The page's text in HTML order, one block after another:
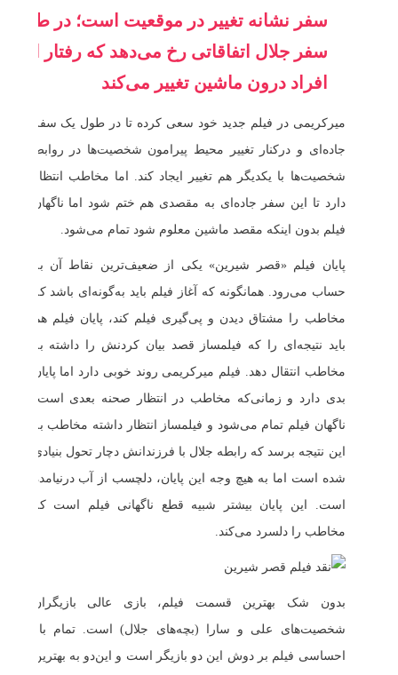
سفر نشانه تغییر در موقعیت است؛ در طول
سفر جلال اتفاقاتی رخ می‌دهد که رفتار او با
افراد درون ماشین تغییر می‌کند
میرکریمی در فیلم جدید خود سعی کرده تا در طول یک سفر
جاده‌ای و درکنار تغییر محیط پیرامون شخصیت‌ها در روابط
شخصیت‌ها با یکدیگر هم تغییر ایجاد کند. اما مخاطب انتظار
دارد تا این سفر جاده‌ای به مقصدی هم ختم شود اما ناگهان
فیلم بدون اینکه مقصد ماشین معلوم شود تمام می‌شود.
پایان فیلم «قصر شیرین» یکی از ضعیف‌ترین نقاط آن به
حساب می‌رود. همانگونه که آغاز فیلم باید به‌گونه‌ای باشد که
مخاطب را مشتاق دیدن و پی‌گیری فیلم کند، پایان فیلم هم
باید نتیجه‌ای را که فیلمساز قصد بیان کردنش را داشته به
مخاطب انتقال دهد. فیلم میرکریمی روند خوبی دارد اما پایان
بدی دارد و زمانی‌که مخاطب در انتظار صحنه بعدی است،
ناگهان فیلم تمام می‌شود و فیلمساز انتظار داشته مخاطب به
این نتیجه برسد که رابطه جلال با فرزندانش دچار تحول بنیادی
شده است اما به‌ هیچ وجه این پایان، دلچسب از آب درنیامده
است. این پایان بیشتر شبیه قطع ناگهانی فیلم است که
مخاطب را دلسرد می‌کند.
بدون شک بهترین قسمت فیلم، بازی عالی بازیگران
شخصیت‌های علی و سارا (بچه‌های جلال) است. تمام بار
احساسی فیلم بر دوش این دو بازیگر است و این‌دو به بهترین